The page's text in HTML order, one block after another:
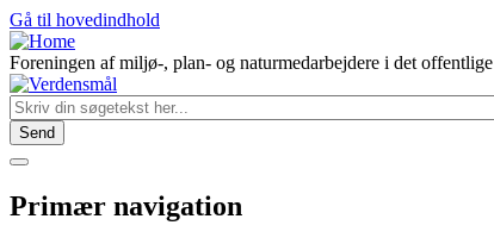
Gå til hovedindhold
Foreningen af miljø-, plan- og naturmedarbejdere i det offentlige
Primær navigation